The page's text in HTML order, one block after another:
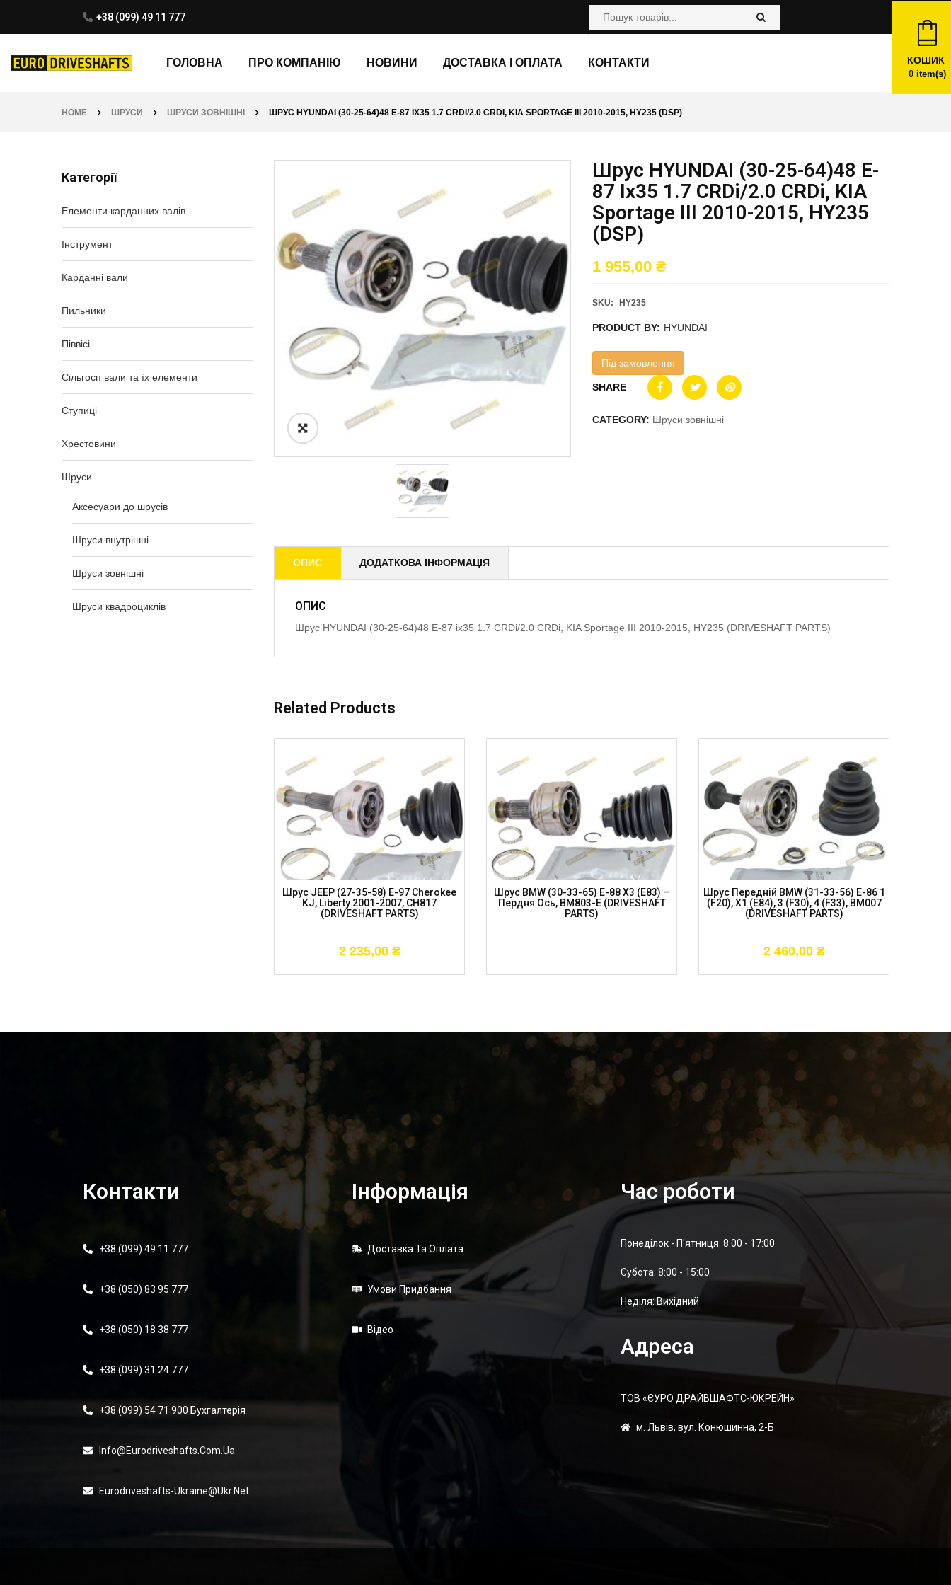
+38 (099) 49 11 777
ГОЛОВНА ПРО КОМПАНІЮ НОВИНИ ДОСТАВКА І ОПЛАТА КОНТАКТИ КОШИК
0item(s)
HOME ШРУСИ ШРУСИ ЗОВНІШНІ ШРУС HYUNDAI (30-25-64)48 E-87 IX35 1.7 CRDI/2.0 CRDI, KIA SPORTAGE III 2010-2015, HY235 (DSP)
Категорії
Елементи карданних валів
Інструмент
Карданні вали
Пильники
Піввісі
Сільгосп вали та їх елементи
Ступиці
Хрестовини
Шруси
Аксесуари до шрусів
Шруси внутрішні
Шруси зовнішні
Шруси квадроциклів
Шрус HYUNDAI (30-25-64)48 E-
87 Ix35 1.7 CRDi/2.0 CRDi, KIA
Sportage III 2010-2015, HY235
(DSP)
1 955,00 ₴
SKU: HY235
PRODUCT BY: HYUNDAI
Під замовлення
SHARE
CATEGORY: Шруси зовнішні
ОПИС ДОДАТКОВА ІНФОРМАЦІЯ
ОПИС
Шрус HYUNDAI (30-25-64)48 E-87 ix35 1.7 CRDi/2.0 CRDi, KIA Sportage III 2010-2015, HY235 (DRIVESHAFT PARTS)
Related Products
Шрус JEEP (27-35-58) E-97 Cherokee
KJ, Liberty 2001-2007, CH817
(DRIVESHAFT PARTS)
2 235,00 ₴
Шрус BMW (30-33-65) E-88 X3 (E83) –
Пердня Ось, BM803-E (DRIVESHAFT
PARTS)
Шрус Передній BMW (31-33-56) E-86 1
(F20), X1 (E84), 3 (F30), 4 (F33), BM007
(DRIVESHAFT PARTS)
2 460,00 ₴
Контакти
+38 (099) 49 11 777
+38 (050) 83 95 777
+38 (050) 18 38 777
+38 (099) 31 24 777
+38 (099) 54 71 900 Бухгалтерія
Info@eurodriveshafts.com.ua
Eurodriveshafts-Ukraine@ukr.net
Інформація
Доставка Та Оплата
Умови Придбання
Відео
Час роботи
Понеділок - П'ятниця: 8:00 - 17:00
Суботa: 8:00 - 15:00
Неділя: Вихідний
Адреса
ТОВ «ЄУРО ДРАЙВШАФТC-ЮКРЕЙН»
м. Львів, вул. Конюшинна, 2-Б